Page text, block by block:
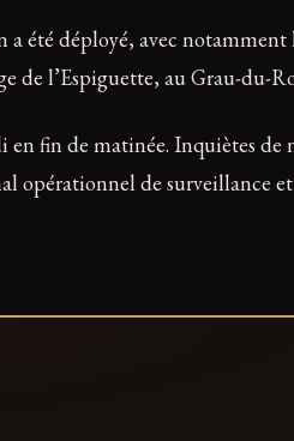
déployé, avec
de l’Espiguette, au Grau-du-
fin de matinée. Inquiètes
de surveillance